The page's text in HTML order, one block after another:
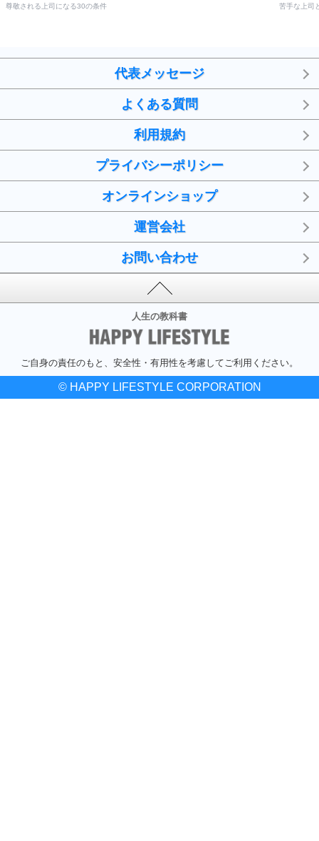
尊敬される上司になる30の条件 苦手な上司
代表メッセージ
よくある質問
利用規約
プライバシーポリシー
オンラインショップ
運営会社
お問い合わせ
人生の教科書
ご自身の責任のもと、安全性・有用性を考慮してご利用ください。
© HAPPY LIFESTYLE CORPORATION